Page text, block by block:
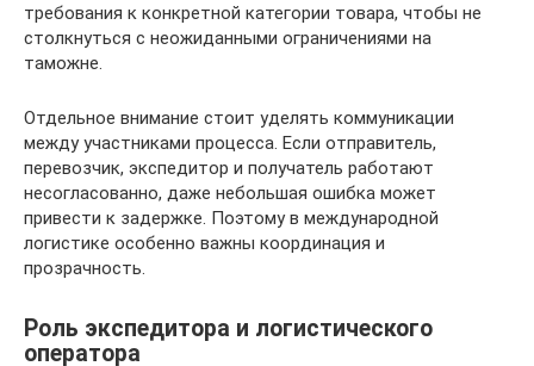
требования к конкретной категории товара, чтобы не
столкнуться с неожиданными ограничениями на
таможне.
Отдельное внимание стоит уделять коммуникации
между участниками процесса. Если отправитель,
перевозчик, экспедитор и получатель работают
несогласованно, даже небольшая ошибка может
привести к задержке. Поэтому в международной
логистике особенно важны координация и
прозрачность.
Роль экспедитора и логистического
оператора